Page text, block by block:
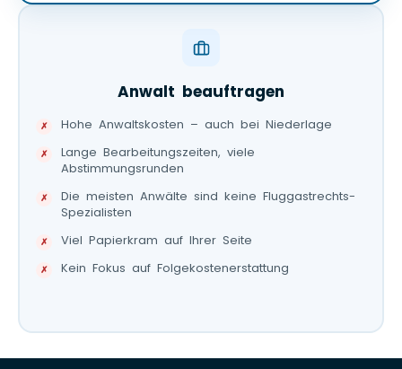
Anwalt beauftragen
Hohe Anwaltskosten – auch bei Niederlage
Lange Bearbeitungszeiten, viele
Abstimmungsrunden
Die meisten Anwälte sind keine Fluggastrechts-
Spezialisten
Viel Papierkram auf Ihrer Seite
Kein Fokus auf Folgekostenerstattung